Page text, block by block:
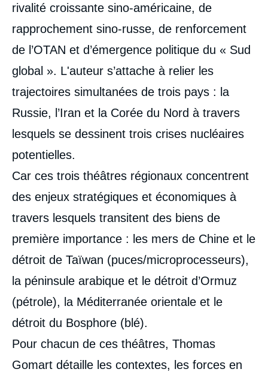
rivalité croissante sino-américaine, de
rapprochement sino-russe, de renforcement
de l’OTAN et d’émergence politique du « Sud
global ». L'auteur s’attache à relier les
trajectoires simultanées de trois pays : la
Russie, l’Iran et la Corée du Nord à travers
lesquels se dessinent trois crises nucléaires
potentielles.
Car ces trois théâtres régionaux concentrent
des enjeux stratégiques et économiques à
travers lesquels transitent des biens de
première importance : les mers de Chine et le
détroit de Taïwan (puces/microprocesseurs),
la péninsule arabique et le détroit d’Ormuz
(pétrole), la Méditerranée orientale et le
détroit du Bosphore (blé).
Pour chacun de ces théâtres, Thomas
Gomart détaille les contextes, les forces en